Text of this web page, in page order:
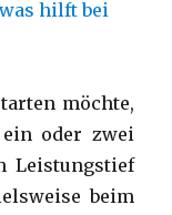
möchte,
oder zwei
Leistungstief
beim